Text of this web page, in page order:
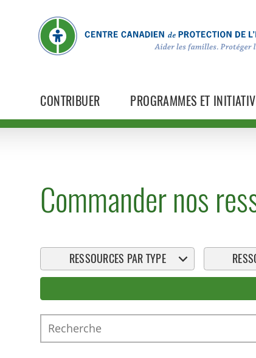
CONTRIBUER PROGRAMMES ET
Commander nos
RESSOURCES PAR TYPE
Recherche